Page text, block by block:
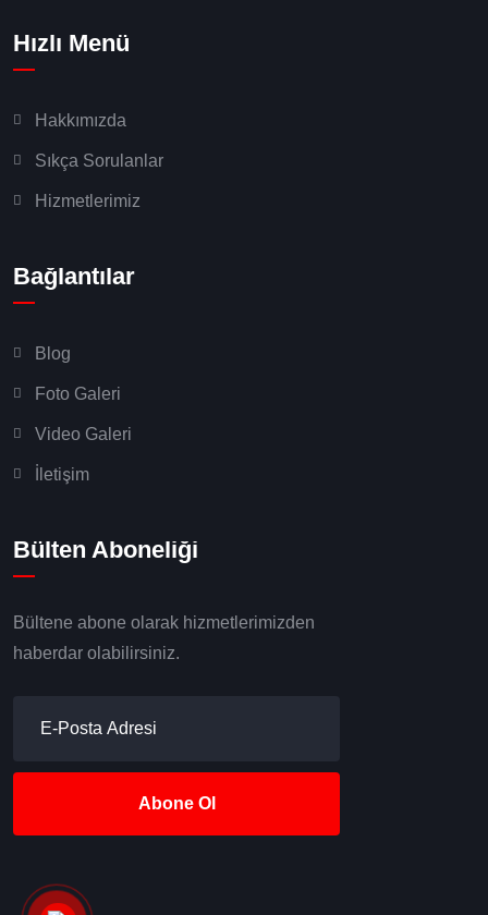
Hızlı Menü
Hakkımızda
Sıkça Sorulanlar
Hizmetlerimiz
Bağlantılar
Blog
Foto Galeri
Video Galeri
İletişim
Bülten Aboneliği
Bültene abone olarak hizmetlerimizden
haberdar olabilirsiniz.
Abone Ol